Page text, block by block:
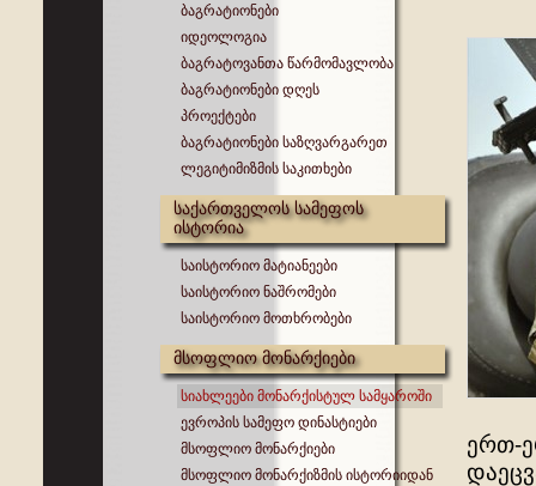
ბაგრატიონები
იდეოლოგია
ბაგრატოვანთა წარმომავლობა
ბაგრატიონები დღეს
პროექტები
ბაგრატიონები საზღვარგარეთ
ლეგიტიმიზმის საკითხები
საქართველოს სამეფოს
ისტორია
საისტორიო მატიანეები
საისტორიო ნაშრომები
საისტორიო მოთხრობები
მსოფლიო მონარქიები
სიახლეები მონარქისტულ სამყაროში
ევროპის სამეფო დინასტიები
მსოფლიო მონარქიები
მსოფლიო მონარქიზმის ისტორიიდან
ერთ-